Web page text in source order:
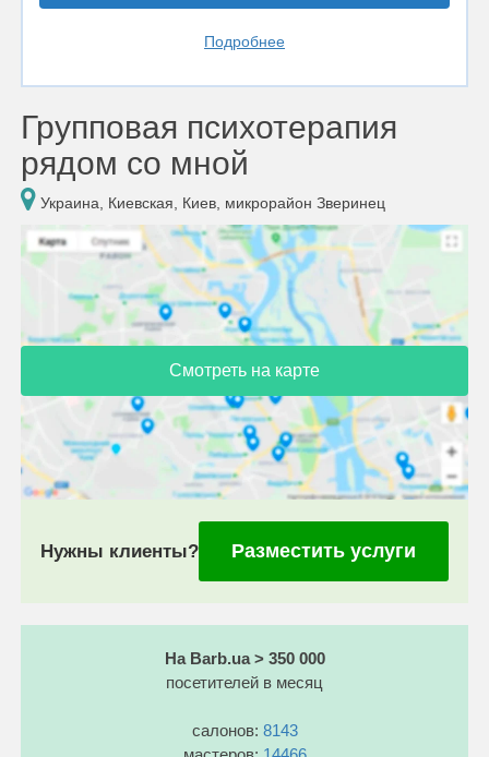
Подробнее
Групповая психотерапия
рядом со мной
Украина, Киевская, Киев, микрорайон Зверинец
Смотреть на карте
Нужны клиенты? Разместить услуги
На Barb.ua > 350 000
посетителей в месяц
салонов: 8143